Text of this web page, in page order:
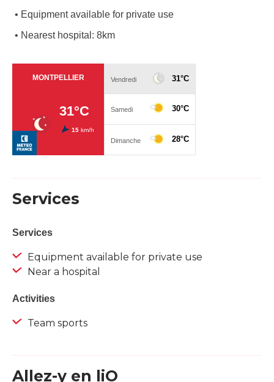
• Equipment available for private use
• Nearest hospital: 8km
Services
Services
Equipment available for private use
Near a hospital
Activities
Team sports
Allez-y en liO